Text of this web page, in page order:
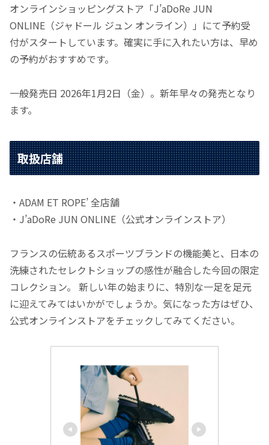
オンラインショッピングストア「J’aDoRe JUN
ONLINE（ジャドール ジュン オンライン）」にて予約受
付がスタートしています。確実に手に入れたい方は、早め
の予約がおすすめです。
一般発売日 2026年1月2日（金）。新年早々の発売となり
ます。
取扱店舗
・ADAM ET ROPE’ 全店舗
・J’aDoRe JUN ONLINE（公式オンラインストア）
フランスの伝統あるスポーツブランドの機能美と、日本の
洗練されたセレクトショップの感性が融合した今回の限定
コレクション。 新しい年の始まりに、特別な一足を足元
に迎えてみてはいかがでしょうか。気になった方はぜひ、
公式オンラインストアをチェックしてみてください。